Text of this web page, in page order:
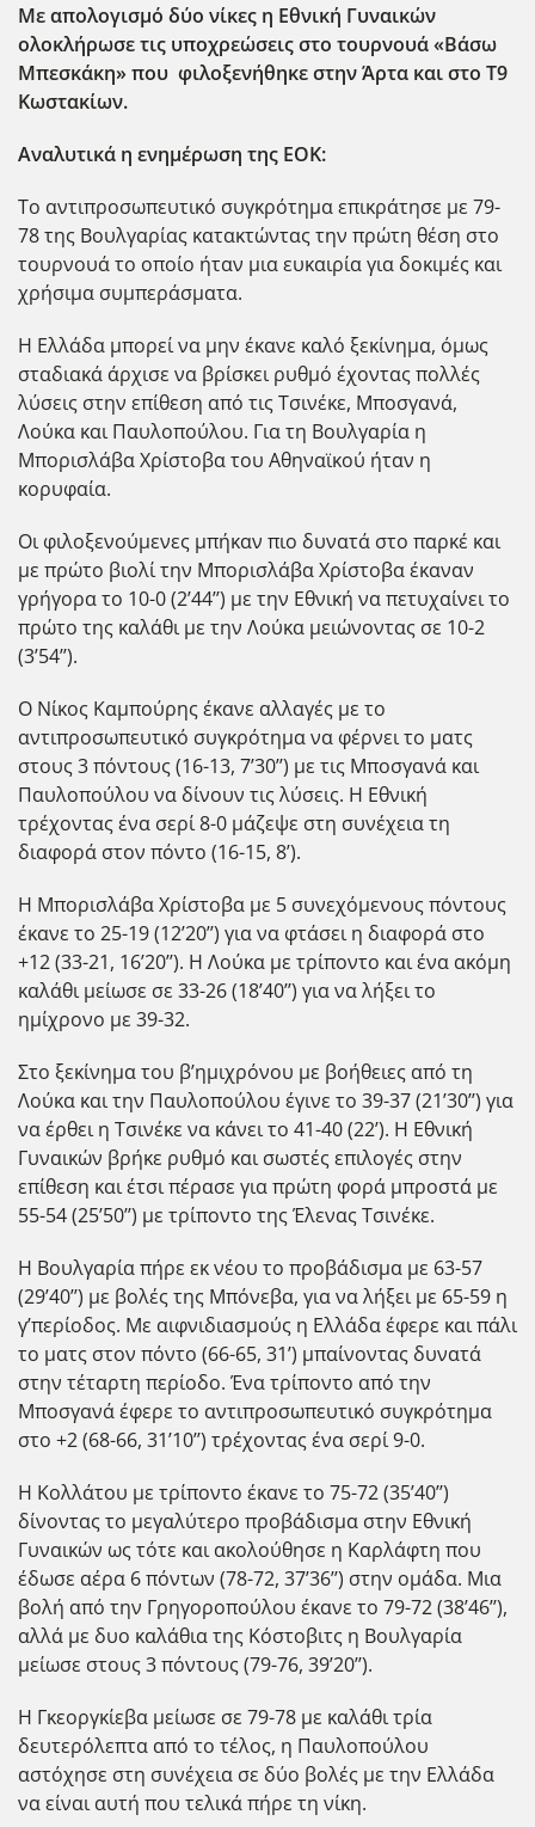
Με απολογισμό δύο νίκες η Εθνική Γυναικών
ολοκλήρωσε τις υποχρεώσεις στο τουρνουά «Βάσω
Μπεσκάκη» που φιλοξενήθηκε στην Άρτα και στο Τ9
Κωστακίων.
Αναλυτικά η ενημέρωση της ΕΟΚ:
Το αντιπροσωπευτικό συγκρότημα επικράτησε με 79-
78 της Βουλγαρίας κατακτώντας την πρώτη θέση στο
τουρνουά το οποίο ήταν μια ευκαιρία για δοκιμές και
χρήσιμα συμπεράσματα.
Η Ελλάδα μπορεί να μην έκανε καλό ξεκίνημα, όμως
σταδιακά άρχισε να βρίσκει ρυθμό έχοντας πολλές
λύσεις στην επίθεση από τις Τσινέκε, Μποσγανά,
Λούκα και Παυλοπούλου. Για τη Βουλγαρία η
Μπορισλάβα Χρίστοβα του Αθηναϊκού ήταν η
κορυφαία.
Οι φιλοξενούμενες μπήκαν πιο δυνατά στο παρκέ και
με πρώτο βιολί την Μπορισλάβα Χρίστοβα έκαναν
γρήγορα το 10-0 (2’44’’) με την Εθνική να πετυχαίνει το
πρώτο της καλάθι με την Λούκα μειώνοντας σε 10-2
(3’54’’).
Ο Νίκος Καμπούρης έκανε αλλαγές με το
αντιπροσωπευτικό συγκρότημα να φέρνει το ματς
στους 3 πόντους (16-13, 7’30’’) με τις Μποσγανά και
Παυλοπούλου να δίνουν τις λύσεις. Η Εθνική
τρέχοντας ένα σερί 8-0 μάζεψε στη συνέχεια τη
διαφορά στον πόντο (16-15, 8’).
Η Μπορισλάβα Χρίστοβα με 5 συνεχόμενους πόντους
έκανε το 25-19 (12’20’’) για να φτάσει η διαφορά στο
+12 (33-21, 16’20’’). Η Λούκα με τρίποντο και ένα ακόμη
καλάθι μείωσε σε 33-26 (18’40’’) για να λήξει το
ημίχρονο με 39-32.
Στο ξεκίνημα του β’ημιχρόνου με βοήθειες από τη
Λούκα και την Παυλοπούλου έγινε το 39-37 (21’30’’) για
να έρθει η Τσινέκε να κάνει το 41-40 (22’). Η Εθνική
Γυναικών βρήκε ρυθμό και σωστές επιλογές στην
επίθεση και έτσι πέρασε για πρώτη φορά μπροστά με
55-54 (25’50’’) με τρίποντο της Έλενας Τσινέκε.
Η Βουλγαρία πήρε εκ νέου το προβάδισμα με 63-57
(29’40’’) με βολές της Μπόνεβα, για να λήξει με 65-59 η
γ’περίοδος. Με αιφνιδιασμούς η Ελλάδα έφερε και πάλι
το ματς στον πόντο (66-65, 31’) μπαίνοντας δυνατά
στην τέταρτη περίοδο. Ένα τρίποντο από την
Μποσγανά έφερε το αντιπροσωπευτικό συγκρότημα
στο +2 (68-66, 31’10’’) τρέχοντας ένα σερί 9-0.
Η Κολλάτου με τρίποντο έκανε το 75-72 (35’40’’)
δίνοντας το μεγαλύτερο προβάδισμα στην Εθνική
Γυναικών ως τότε και ακολούθησε η Καρλάφτη που
έδωσε αέρα 6 πόντων (78-72, 37’36’’) στην ομάδα. Μια
βολή από την Γρηγοροπούλου έκανε το 79-72 (38’46’’),
αλλά με δυο καλάθια της Κόστοβιτς η Βουλγαρία
μείωσε στους 3 πόντους (79-76, 39’20’’).
Η Γκεοργκίεβα μείωσε σε 79-78 με καλάθι τρία
δευτερόλεπτα από το τέλος, η Παυλοπούλου
αστόχησε στη συνέχεια σε δύο βολές με την Ελλάδα
να είναι αυτή που τελικά πήρε τη νίκη.